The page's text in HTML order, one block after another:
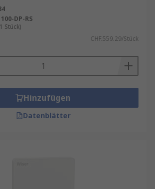
DP-RS
Stück)
CHF.559.29/Stück
Hinzufügen
Datenblätter